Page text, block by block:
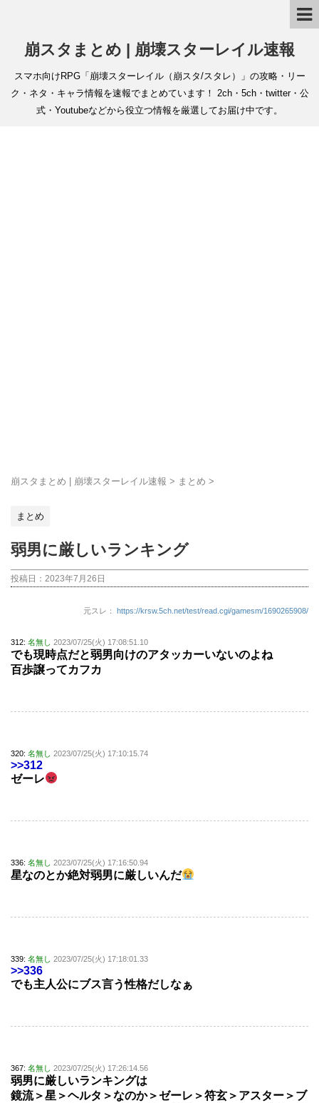
崩スタまとめ | 崩壊スターレイル速報
スマホ向けRPG「崩壊スターレイル（崩スタ/スタレ）」の攻略・リー
ク・ネタ・キャラ情報を速報でまとめています！ 2ch・5ch・twitter・公
式・Youtubeなどから役立つ情報を厳選してお届け中です。
崩スタまとめ | 崩壊スターレイル速報 > まとめ >
まとめ
弱男に厳しいランキング
投稿日： 2023年7月26日
元スレ： https://krsw.5ch.net/test/read.cgi/gamesm/1690265908/
312: 名無し 2023/07/25(火) 17:08:51.10
でも現時点だと弱男向けのアタッカーいないのよね
百歩譲ってカフカ
320: 名無し 2023/07/25(火) 17:10:15.74
>>312
ゼーレ
336: 名無し 2023/07/25(火) 17:16:50.94
星なのとか絶対弱男に厳しいんだ
339: 名無し 2023/07/25(火) 17:18:01.33
>>336
でも主人公にブス言う性格だしなぁ
367: 名無し 2023/07/25(火) 17:26:14.56
弱男に厳しいランキングは
鏡流＞星＞ヘルタ＞なのか＞ゼーレ＞符玄＞アスター＞ブ